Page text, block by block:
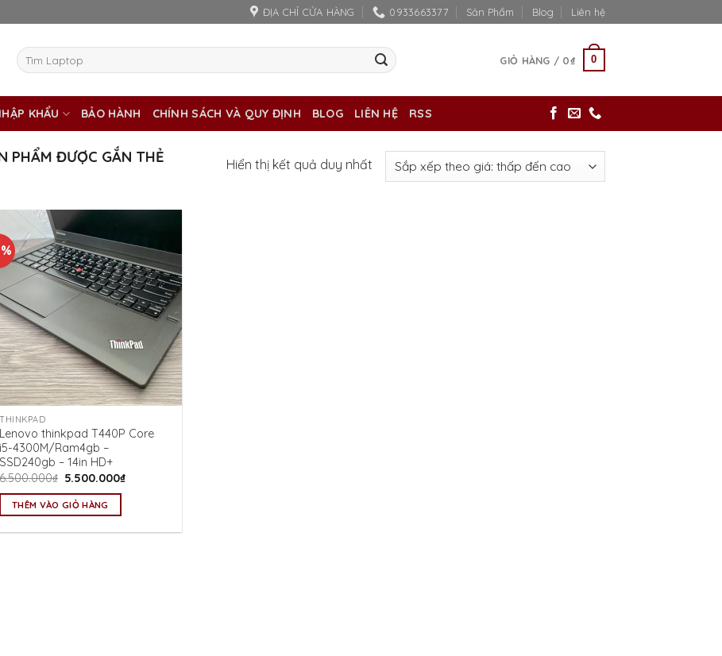
ĐỊA CHỈ CỬA HÀNG 0933663377 Sản Phẩm Blog Liên hệ
Tìm
kiếm:
GIỎ HÀNG / 0₫ 0
KHẨU BẢO HÀNH CHÍNH SÁCH VÀ QUY ĐỊNH BLOG LIÊN HỆ RSS
PHẨM ĐƯỢC GẮN THẺ
Hiển thị kết quả duy nhất
THINKPAD
Lenovo thinkpad T440P Core
i5-4300M/Ram4gb –
SSD240gb – 14in HD+
6.500.000₫ Giá
là:
6.500.000₫.
5.500.000₫Giá
THÊM VÀO GIỎ HÀNG